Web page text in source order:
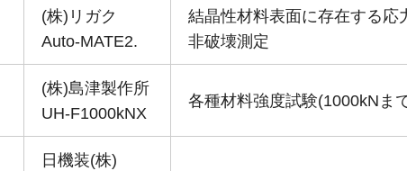
(株)リガク
Auto-MATE2.
結晶性材料表面に存在する応
非破壊測定
(株)島津製作所
UH-F1000kNX
各種材料強度試験(1000kNま
日機装(株)